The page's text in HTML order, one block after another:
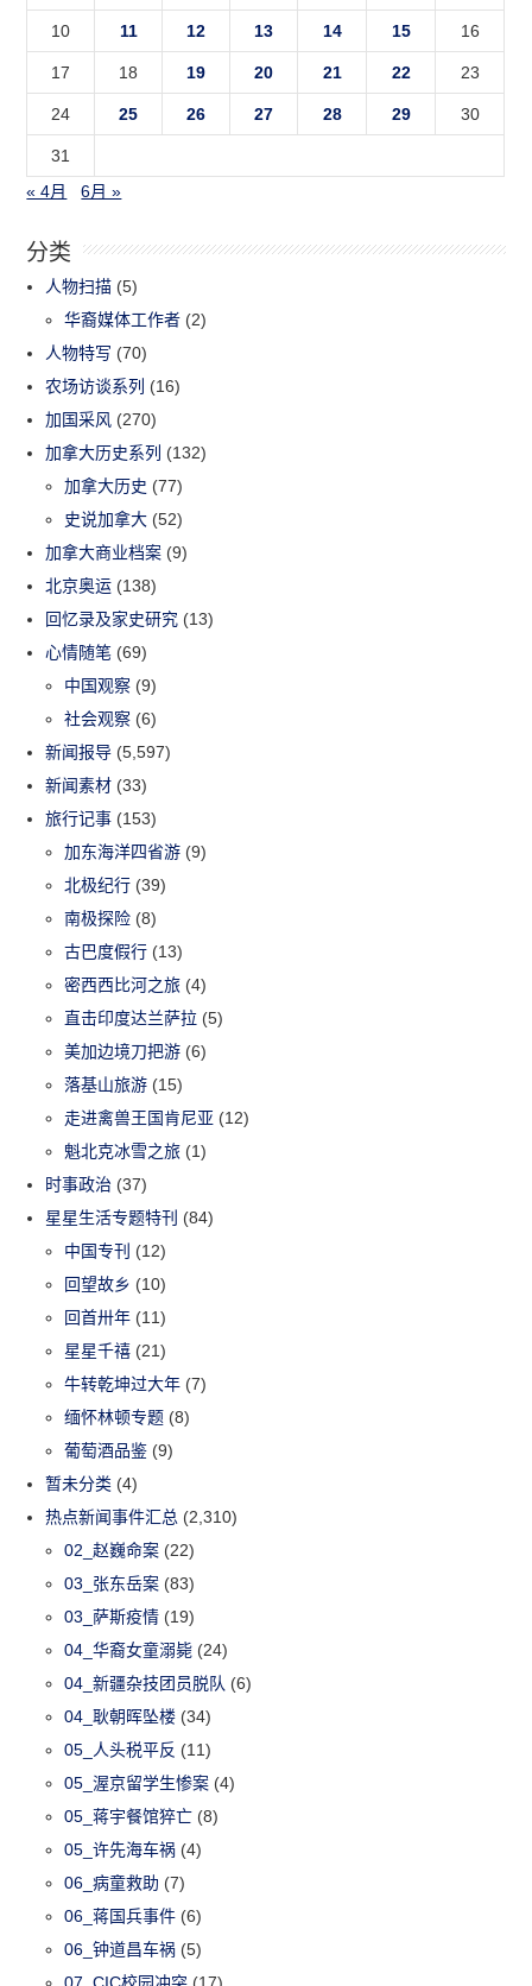
10 11 12 13 14 15 16
17 18 19 20 21 22 23
24 25 26 27 28 29 30
31
« 4月
6月 »
分类
人物扫描 (5)
华裔媒体工作者 (2)
人物特写 (70)
农场访谈系列 (16)
加国采风 (270)
加拿大历史系列 (132)
加拿大历史 (77)
史说加拿大 (52)
加拿大商业档案 (9)
北京奥运 (138)
回忆录及家史研究 (13)
心情随笔 (69)
中国观察 (9)
社会观察 (6)
新闻报导 (5,597)
新闻素材 (33)
旅行记事 (153)
加东海洋四省游 (9)
北极纪行 (39)
南极探险 (8)
古巴度假行 (13)
密西西比河之旅 (4)
直击印度达兰萨拉 (5)
美加边境刀把游 (6)
落基山旅游 (15)
走进禽兽王国肯尼亚 (12)
魁北克冰雪之旅 (1)
时事政治 (37)
星星生活专题特刊 (84)
中国专刊 (12)
回望故乡 (10)
回首卅年 (11)
星星千禧 (21)
牛转乾坤过大年 (7)
缅怀林顿专题 (8)
葡萄酒品鉴 (9)
暂未分类 (4)
热点新闻事件汇总 (2,310)
02_赵巍命案 (22)
03_张东岳案 (83)
03_萨斯疫情 (19)
04_华裔女童溺毙 (24)
04_新疆杂技团员脱队 (6)
04_耿朝晖坠楼 (34)
05_人头税平反 (11)
05_渥京留学生惨案 (4)
05_蒋宇餐馆猝亡 (8)
05_许先海车祸 (4)
06_病童救助 (7)
06_蒋国兵事件 (6)
06_钟道昌车祸 (5)